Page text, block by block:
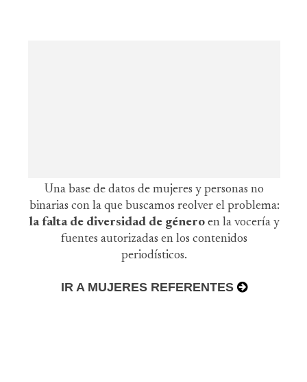
Una base de datos de mujeres y personas no
binarias con la que buscamos reolver el problema:
la falta de diversidad de género en la vocería y
fuentes autorizadas en los contenidos
periodísticos.
IR A MUJERES REFERENTES